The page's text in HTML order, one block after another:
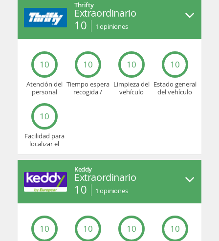
Thrifty
Extraordinario
10 1 opiniones
10
Atención del
personal
10
Tiempo espera
recogida /
10
Limpieza del
vehículo
10
Estado general
del vehículo
10
Facilidad para
localizar el
oficina
Keddy
Extraordinario
10 1 opiniones
10 10 10 10